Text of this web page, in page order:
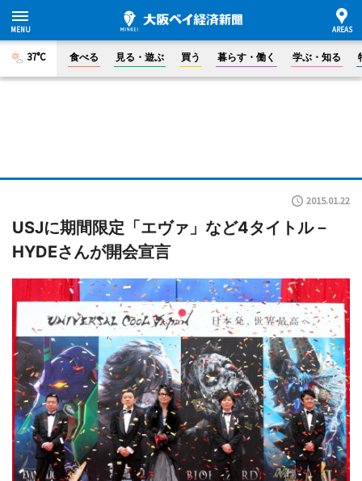
37°C 食べる 見る・遊ぶ 買う 暮らす・働く 学ぶ・知る
2015.01.22
USJに期間限定「エヴァ」など4タイトル－
HYDEさんが開会宣言